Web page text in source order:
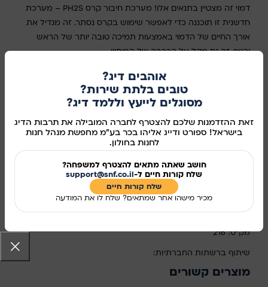
אוהבים דיג?
טובים בלתת שירות?
מסוגלים לייעץ וללמד דיג?
זאת ההזדמנות שלכם להצטרף לחברה המובילה את תרבות הדיג
בישראל! ספורט ודייג אליהו בכר בע"מ מחפשת מנהל חנות
לחנות בחולון.
חושב שאתה מתאים להצטרף למשפחה?
שלח קורות חיים ל-support@snf.co.il
שלח קורות חיים​
מכיר מישהו אחר שמתאים? שלח לו את המודעה
דמוי זה מצטיין בתנאים אלו! מערכת חיבור קרס PH2S – מערכת
חדשנית זו תוכננה כדי לאפשר שימוש בקרס נסתר. זה מגדיל את
אורך החיים של הדמוי באמצעות תמיכה טובה יותר של הראש
והגוף. זה גם מקל על הרכבה של הפיתיון.
בחר אפשרות
הוספה לסל
קנו עכשיו
מק"ט:216
שיתוף ברשתות החברתיות:
מוצרים קשורים